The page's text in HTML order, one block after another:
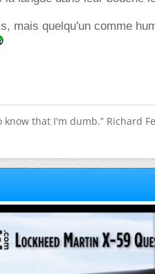
mais quelqu'un comme
know that I'm dumb.” Richard